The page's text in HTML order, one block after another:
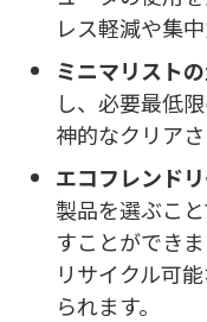
レス軽減や集
ミニマリストの
し、必要最低
神的なクリア
エコフレンド
製品を選ぶこ
すことができ
リサイクル可
られます。